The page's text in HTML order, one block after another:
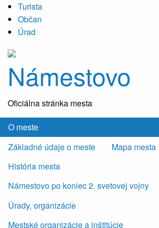
Turista
Občan
Úrad
Námestovo
Oficiálna stránka mesta
O meste
Základné údaje o meste
Mapa mesta
História mesta
Námestovo po koniec 2. svetovej vojny
Úrady, organizácie
Mestské organizácie a inštitúcie